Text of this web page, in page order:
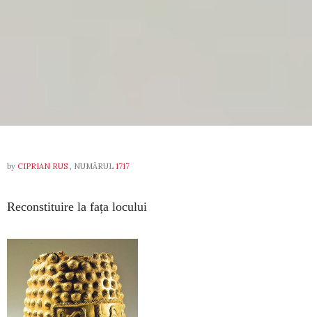
by CIPRIAN RUS , NUMĂRUL 1717
Reconstituire la fața locului